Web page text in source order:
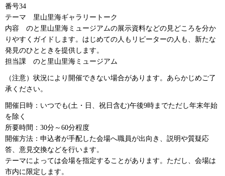
番号34
テーマ
里山里海ギャラリートーク
内容
のと 里山里海ミュージアムの展示資料などの見どころを分か
りやすくガイドします。はじめての人もリピーターの人も、新たな
発見のひとときを提供します。
担当課
のと里山里海 ミュージアム
（注意）状況により開催できない場合があります。あらかじめご了
承ください。
開催日時：いつでも(土・日、祝日含む)午後9時までただし年末年始
を除く
所要時間：30分～60分程度
開催方法：申込者が手配した会場へ職員が出向き、説明や質疑応
答、意見交換などを行います。
テーマによっては会場を指定することがあります。ただし、会場は
市内に限定します。